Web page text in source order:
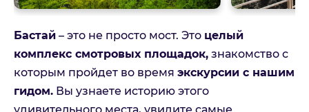
Бастай – это не просто мост. Это целый
комплекс смотровых площадок, знакомство с
которым пройдет во время экскурсии с нашим
гидом. Вы узнаете историю этого